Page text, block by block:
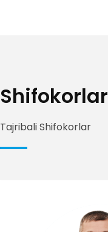
Shifokorlar
Tajribali Shifokorlar